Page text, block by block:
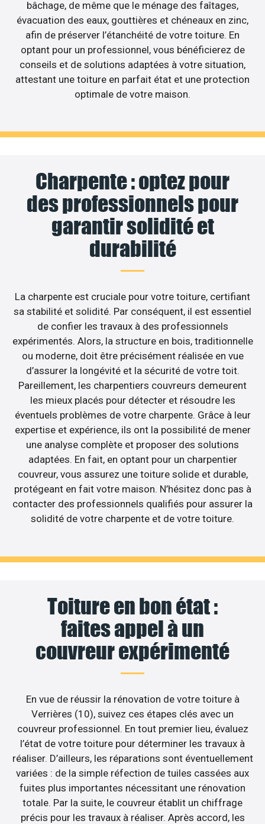
bâchage, de même que le ménage des faîtages,
évacuation des eaux, gouttières et chéneaux en zinc,
afin de préserver l’étanchéité de votre toiture. En
optant pour un professionnel, vous bénéficierez de
conseils et de solutions adaptées à votre situation,
attestant une toiture en parfait état et une protection
optimale de votre maison.
Charpente : optez pour
des professionnels pour
garantir solidité et
durabilité
La charpente est cruciale pour votre toiture, certifiant
sa stabilité et solidité. Par conséquent, il est essentiel
de confier les travaux à des professionnels
expérimentés. Alors, la structure en bois, traditionnelle
ou moderne, doit être précisément réalisée en vue
d’assurer la longévité et la sécurité de votre toit.
Pareillement, les charpentiers couvreurs demeurent
les mieux placés pour détecter et résoudre les
éventuels problèmes de votre charpente. Grâce à leur
expertise et expérience, ils ont la possibilité de mener
une analyse complète et proposer des solutions
adaptées. En fait, en optant pour un charpentier
couvreur, vous assurez une toiture solide et durable,
protégeant en fait votre maison. N’hésitez donc pas à
contacter des professionnels qualifiés pour assurer la
solidité de votre charpente et de votre toiture.
Toiture en bon état :
faites appel à un
couvreur expérimenté
En vue de réussir la rénovation de votre toiture à
Verrières (10), suivez ces étapes clés avec un
couvreur professionnel. En tout premier lieu, évaluez
l’état de votre toiture pour déterminer les travaux à
réaliser. D’ailleurs, les réparations sont éventuellement
variées : de la simple réfection de tuiles cassées aux
fuites plus importantes nécessitant une rénovation
totale. Par la suite, le couvreur établit un chiffrage
précis pour les travaux à réaliser. Après accord, les